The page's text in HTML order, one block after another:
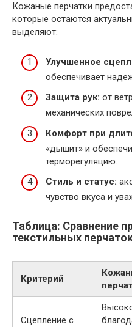
Кожаные перчатки
которые остаются
выделяют:
Улучшенное
обеспечивает
Защита рук: от
механических
Комфорт при
«дышит» и
терморегуляцию.
Стиль и статус:
чувство вкуса и
Таблица: Сравнение
текстильных
Критерий
Сцепление с